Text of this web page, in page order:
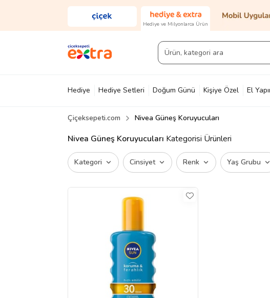
Hediye ve Milyonlarca Ürün
Hediye Hediye Setleri Doğum Günü Kişiye Özel El
Diğer Ayakkabı & Çanta Parfüm Yapı Market & Bahçe
Çiçeksepeti.com Nivea Güneş Koruyucuları
Nivea Güneş Koruyucuları Kategorisi Ürünleri
Kategori Cinsiyet Renk Yaş Grubu